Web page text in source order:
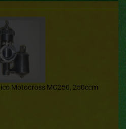
Motocross MC250, 250ccm